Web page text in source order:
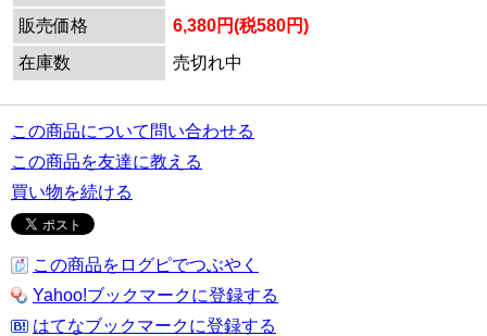
販売価格
6,380円(税580円)
在庫数
売切れ中
この商品について問い合わせる
この商品を友達に教える
買い物を続ける
この商品をログピでつぶやく
Yahoo!ブックマークに登録する
はてなブックマークに登録する